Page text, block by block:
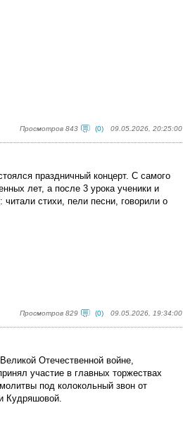
Просмотров 843 (0) 09.05.2026, 20:25:00
праздничный концерт. С самого
лет, а после 3 урока ученики и
стихи, пели песни, говорили о
Просмотров 829 (0) 09.05.2026, 19:34:00
Отечественной войне,
участие в главных торжествах
под колокольный звон от
Кудряшовой.